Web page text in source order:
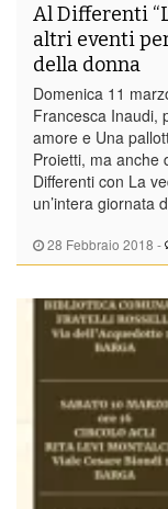
28 Febbraio 2018 -
Al Differenti
altri eventi
della donna
Domenica 11
Francesca Inaudi,
amore e Una
Proietti, ma anche
Differenti con La
un’intera giornata